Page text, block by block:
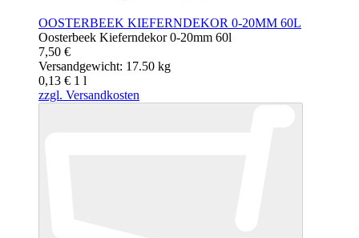
OOSTERBEEK KIEFERNDEKOR 0-20MM 60L
Oosterbeek Kieferndekor 0-20mm 60l
7,50 €
Versandgewicht: 17.50 kg
0,13 € 1 l
zzgl. Versandkosten